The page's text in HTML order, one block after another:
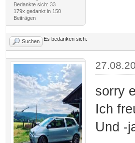
Bedankte sich: 33
179x gedankt in 150
Beiträgen
Suchen Es bedanken sich:
sorry
Ich
Und -